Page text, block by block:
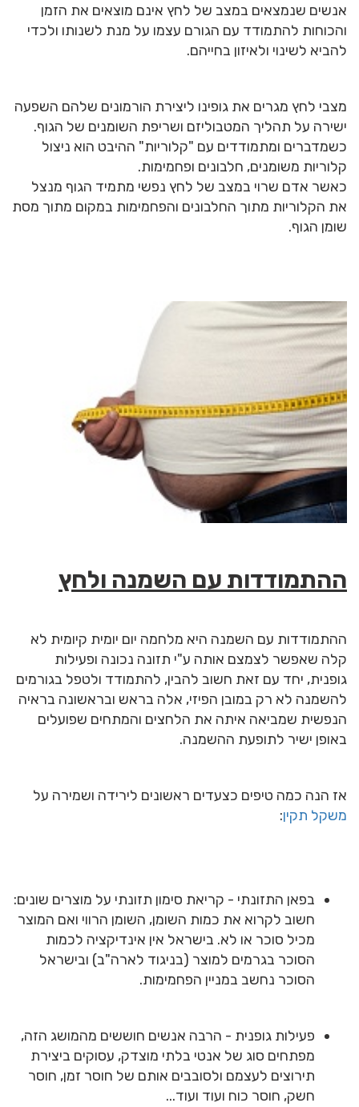
אנשים שנמצאים במצב של לחץ אינם מוצאים את הזמן
והכוחות להתמודד עם הגורם עצמו על מנת לשנותו ולכדי
להביא לשינוי ולאיזון בחייהם.
מצבי לחץ מגרים את גופינו ליצירת הורמונים שלהם השפעה
ישירה על תהליך המטבוליזם ושריפת השומנים של הגוף.
כשמדברים ומתמודדים עם "קלוריות" ההיבט הוא ניצול
קלוריות משומנים, חלבונים ופחמימות.
כאשר אדם שרוי במצב של לחץ נפשי מתמיד הגוף מנצל
את הקלוריות מתוך החלבונים והפחמימות במקום מתוך מסת
שומן הגוף.
ההתמודדות עם השמנה ולחץ
ההתמודדות עם השמנה היא מלחמה יום יומית קיומית לא
קלה שאפשר לצמצם אותה ע"י תזונה נכונה ופעילות
גופנית, יחד עם זאת חשוב להבין, להתמודד ולטפל בגורמים
להשמנה לא רק במובן הפיזי, אלה בראש ובראשונה בראיה
הנפשית שמביאה איתה את הלחצים והמתחים שפועלים
באופן ישיר לתופעת ההשמנה.
אז הנה כמה טיפים כצעדים ראשונים לירידה ושמירה על
משקל תקין:
בפאן התזונתי - קריאת סימון תזונתי על מוצרים שונים:
חשוב לקרוא את כמות השומן, השומן הרווי ואם המוצר
מכיל סוכר או לא. בישראל אין אינדיקציה לכמות
הסוכר בגרמים למוצר (בניגוד לארה"ב) ובישראל
הסוכר נחשב במניין הפחמימות.
פעילות גופנית - הרבה אנשים חוששים מהמושג הזה,
מפתחים סוג של אנטי בלתי מוצדק, עסוקים ביצירת
תירוצים לעצמם ולסובבים אותם של חוסר זמן, חוסר
חשק, חוסר כוח ועוד ועוד...